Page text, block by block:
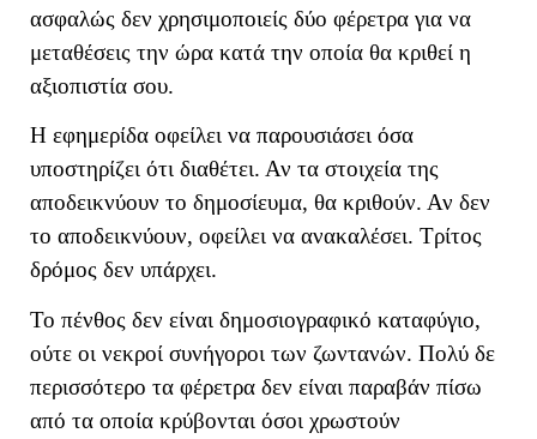
ασφαλώς δεν χρησιμοποιείς δύο φέρετρα για να
μεταθέσεις την ώρα κατά την οποία θα κριθεί η
αξιοπιστία σου.
Η εφημερίδα οφείλει να παρουσιάσει όσα
υποστηρίζει ότι διαθέτει. Αν τα στοιχεία της
αποδεικνύουν το δημοσίευμα, θα κριθούν. Αν δεν
το αποδεικνύουν, οφείλει να ανακαλέσει. Τρίτος
δρόμος δεν υπάρχει.
Το πένθος δεν είναι δημοσιογραφικό καταφύγιο,
ούτε οι νεκροί συνήγοροι των ζωντανών. Πολύ δε
περισσότερο τα φέρετρα δεν είναι παραβάν πίσω
από τα οποία κρύβονται όσοι χρωστούν